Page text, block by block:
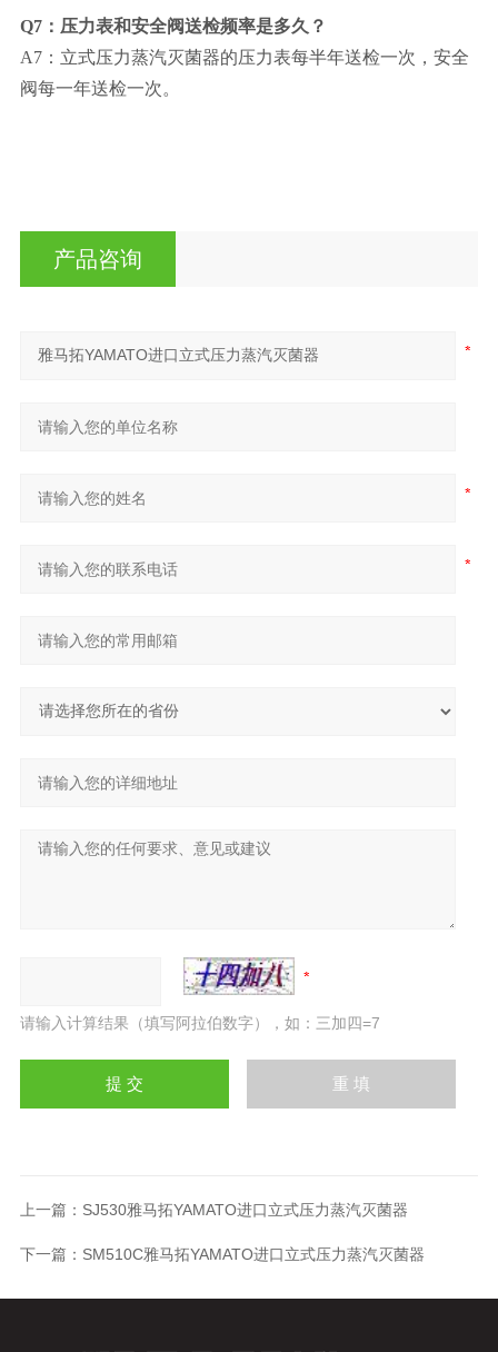
Q7：压力表和安全阀送检频率是多久？
A7：立式压力蒸汽灭菌器的压力表每半年送检一次，安全
阀每一年送检一次。
产品咨询
请输入计算结果（填写阿拉伯数字），如：三加四=7
上一篇： SJ530雅马拓YAMATO进口立式压力蒸汽灭菌器
下一篇： SM510C雅马拓YAMATO进口立式压力蒸汽灭菌器